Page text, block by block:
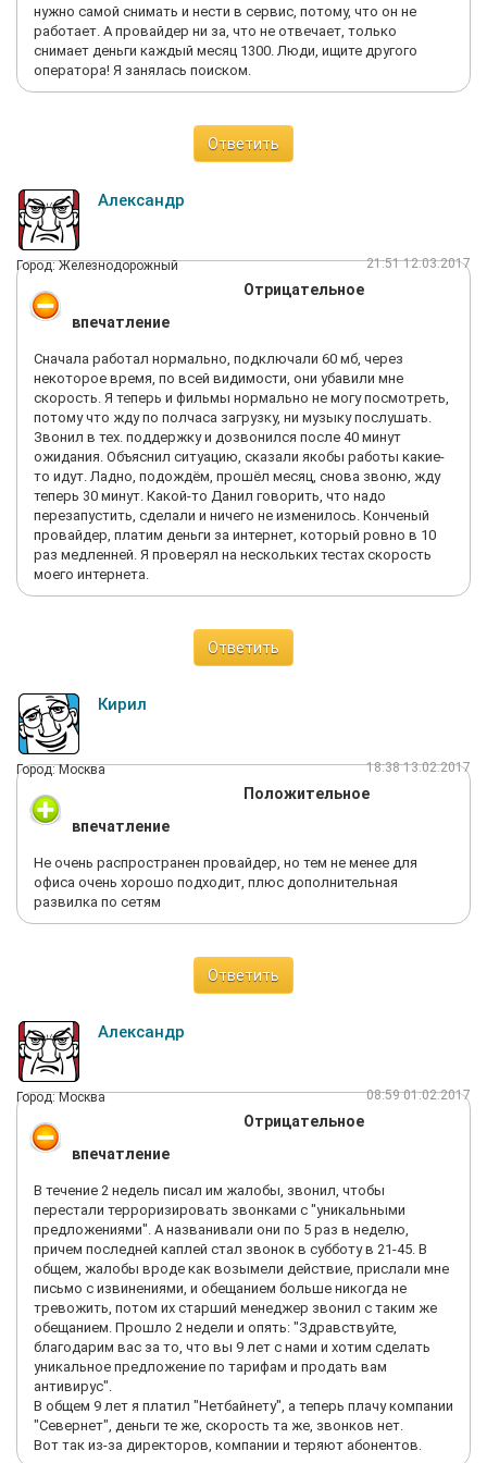
нужно самой снимать и нести в сервис, потому, что он не
работает. А провайдер ни за, что не отвечает, только
снимает деньги каждый месяц 1300. Люди, ищите другого
оператора! Я занялась поиском.
Ответить
Александр
Город: Железнодорожный 21:51 12.03.2017
Отрицательное
впечатление
Сначала работал нормально, подключали 60 мб, через
некоторое время, по всей видимости, они убавили мне
скорость. Я теперь и фильмы нормально не могу посмотреть,
потому что жду по полчаса загрузку, ни музыку послушать.
Звонил в тех. поддержку и дозвонился после 40 минут
ожидания. Объяснил ситуацию, сказали якобы работы какие-
то идут. Ладно, подождём, прошёл месяц, снова звоню, жду
теперь 30 минут. Какой-то Данил говорить, что надо
перезапустить, сделали и ничего не изменилось. Конченый
провайдер, платим деньги за интернет, который ровно в 10
раз медленней. Я проверял на нескольких тестах скорость
моего интернета.
Ответить
Кирил
Город: Москва 18:38 13.02.2017
Положительное
впечатление
Не очень распространен провайдер, но тем не менее для
офиса очень хорошо подходит, плюс дополнительная
развилка по сетям
Ответить
Александр
Город: Москва 08:59 01.02.2017
Отрицательное
впечатление
В течение 2 недель писал им жалобы, звонил, чтобы
перестали терроризировать звонками с "уникальными
предложениями". А названивали они по 5 раз в неделю,
причем последней каплей стал звонок в субботу в 21-45. В
общем, жалобы вроде как возымели действие, прислали мне
письмо с извинениями, и обещанием больше никогда не
тревожить, потом их старший менеджер звонил с таким же
обещанием. Прошло 2 недели и опять: "Здравствуйте,
благодарим вас за то, что вы 9 лет с нами и хотим сделать
уникальное предложение по тарифам и продать вам
антивирус".
В общем 9 лет я платил "Нетбайнету", а теперь плачу компании
"Севернет", деньги те же, скорость та же, звонков нет.
Вот так из-за директоров, компании и теряют абонентов.